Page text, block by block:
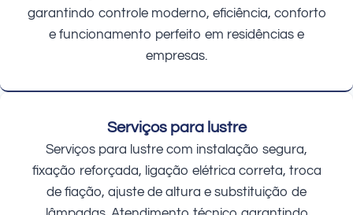
garantindo controle moderno, eficiência, conforto
e funcionamento perfeito em residências e
empresas.
Serviços para lustre
Serviços para lustre com instalação segura,
fixação reforçada, ligação elétrica correta, troca
de fiação, ajuste de altura e substituição de